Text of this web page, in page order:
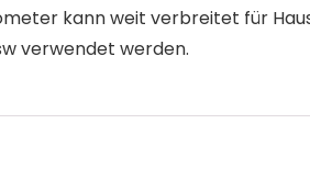
kann weit verbreitet für
verwendet werden.